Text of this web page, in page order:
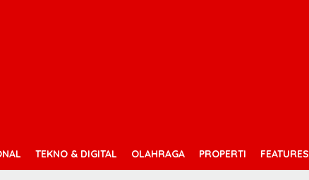
TEKNO & DIGITAL OLAHRAGA PROPERTI FEATURES